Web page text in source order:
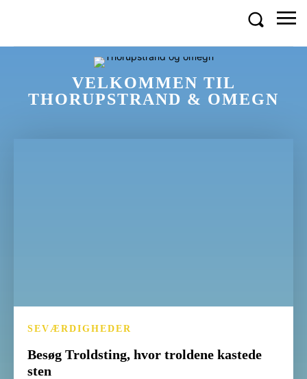
VELKOMMEN TIL
THORUPSTRAND & OMEGN
SEVÆRDIGHEDER
Besøg Troldsting, hvor troldene kastede
sten